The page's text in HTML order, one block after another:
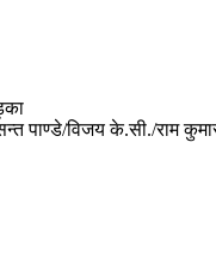
पाण्डे/विजय के.सी./राम